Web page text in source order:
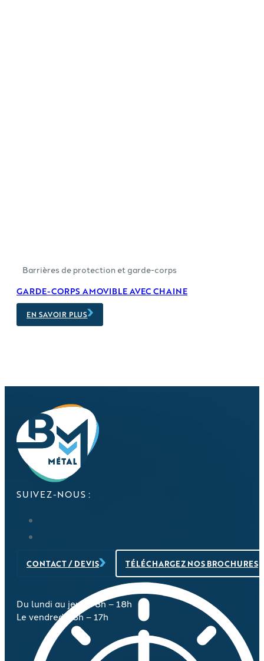
Barrières de protection et garde-corps
GARDE-CORPS AMOVIBLE AVEC CHAINE
EN SAVOIR PLUS
SUIVEZ-NOUS :
CONTACT / DEVIS TÉLÉCHARGEZ NOS BROCHURES
Du lundi au jeudi : 8h – 18h
Le vendredi : 8h – 17h